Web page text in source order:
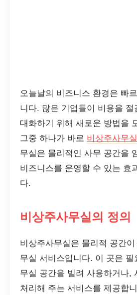
오늘날의 비즈니스 환경은 빠
니다. 많은 기업들이 비용을 절
대화하기 위해 새로운 방법을
그중 하나가 바로 비상주사무실
무실은 물리적인 사무 공간을
비즈니스를 운영할 수 있는 효
다.
비상주사무실의 정의
비상주사무실은 물리적 공간
무실 서비스입니다. 이 곳은
무실 공간을 빌려 사용하거나,
처리해 주는 서비스를 제공합